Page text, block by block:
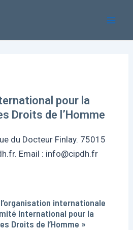
pour la
Droits de l’Homme
du Docteur Finlay. 75015
Email : info@cipdh.fr
internationale
International pour la
Droits de l’Homme »